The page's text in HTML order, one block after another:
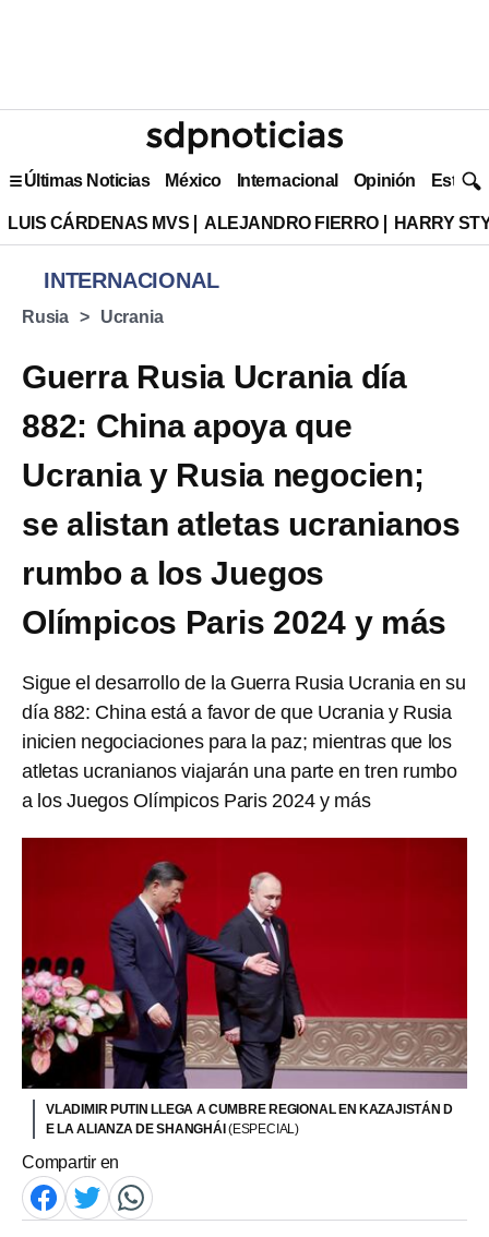
Últimas Noticias México Internacional Opinión Estilo
LUIS CÁRDENAS MVS ALEJANDRO FIERRO HARRY
INTERNACIONAL
Rusia Ucrania
Guerra Rusia Ucrania día
882: China apoya que
Ucrania y Rusia negocien;
se alistan atletas ucranianos
rumbo a los Juegos
Olímpicos Paris 2024 y más
Sigue el desarrollo de la Guerra Rusia Ucrania en su
día 882: China está a favor de que Ucrania y Rusia
inicien negociaciones para la paz; mientras que los
atletas ucranianos viajarán una parte en tren rumbo
a los Juegos Olímpicos Paris 2024 y más
VLADIMIR PUTIN LLEGA A CUMBRE REGIONAL EN KAZAJISTÁN D
E LA ALIANZA DE SHANGHÁI(ESPECIAL)
Compartir en